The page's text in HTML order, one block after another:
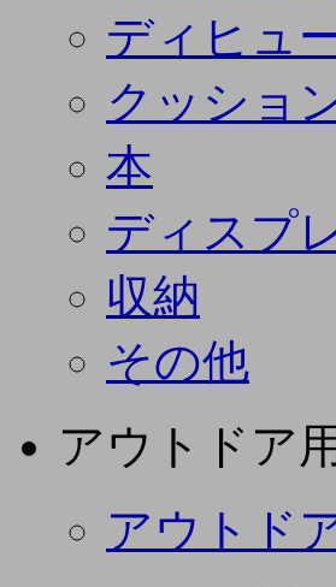
ディヒュ
クッショ
本
ディスプ
収納
その他
アウトドア
アウトド